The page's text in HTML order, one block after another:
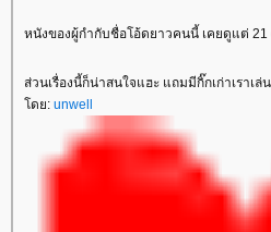
หนังของผู้กำกับชื่อโอ้ดยาวคนนี้ เคยดูแต่
ส่วนเรื่องนี้ก็น่าสนใจแฮะ แถมมีกิ๊กเก่าเราเ
ดย: unwell